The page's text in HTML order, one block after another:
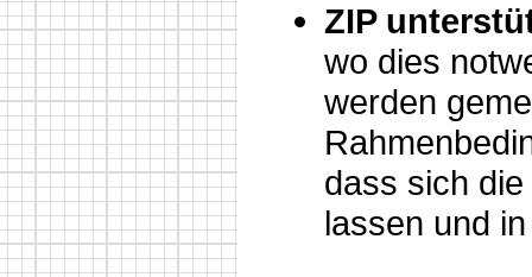
ZIP
wo dies
werden
dass sich
lassen und